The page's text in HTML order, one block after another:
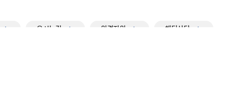
navigate_next 오시는길 navigate_next 원격지원 navigate_next 채팅상담 navigate_next